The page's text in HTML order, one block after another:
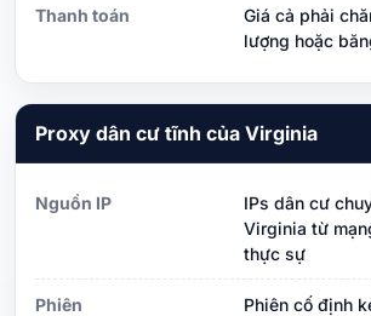
Thanh toán
Giá cả phải
lượng hoặc
Proxy dân cư tĩnh của Virginia
Nguồn IP
IPs dân cư
Virginia từ
thực sự
Phiên
Phiên cố định